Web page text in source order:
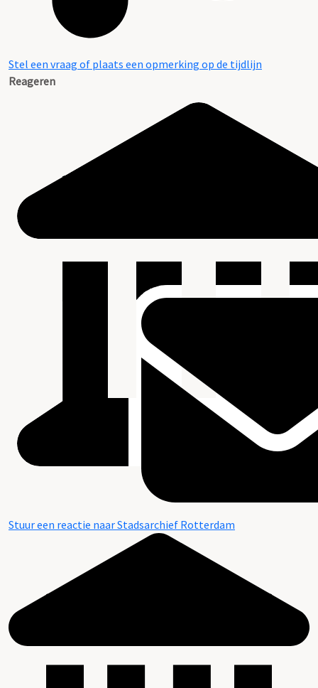
Stel een vraag of plaats een opmerking op de tijdlijn
Reageren
Stuur een reactie naar Stadsarchief Rotterdam